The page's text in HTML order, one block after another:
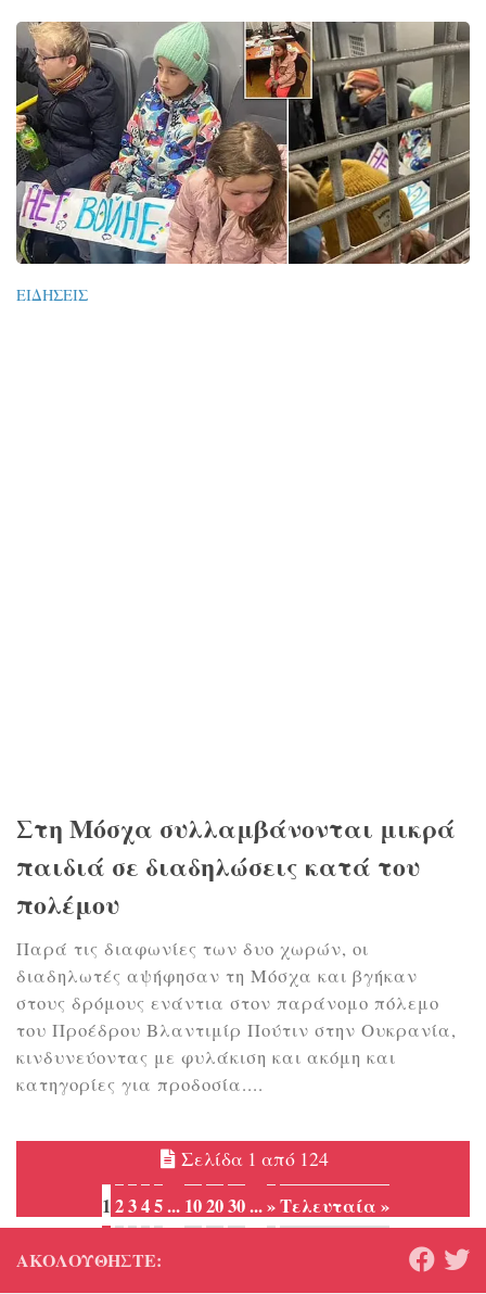
ΕΙΔΉΣΕΙΣ
Στη Μόσχα συλλαμβάνονται μικρά
παιδιά σε διαδηλώσεις κατά του
πολέμου
Παρά τις διαφωνίες των δυο χωρών, οι
διαδηλωτές αψήφησαν τη Μόσχα και βγήκαν
στους δρόμους ενάντια στον παράνομο πόλεμο
του Προέδρου Βλαντιμίρ Πούτιν στην Ουκρανία,
κινδυνεύοντας με φυλάκιση και ακόμη και
κατηγορίες για προδοσία....
Σελίδα 1 από 124
12345... 102030...»Τελευταία »
ΑΚΟΛΟΥΘΉΣΤΕ: